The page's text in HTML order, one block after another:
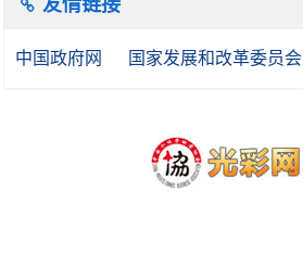
友情链接
中国政府网 国家发展和改革委员会